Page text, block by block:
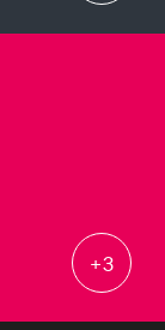
+3